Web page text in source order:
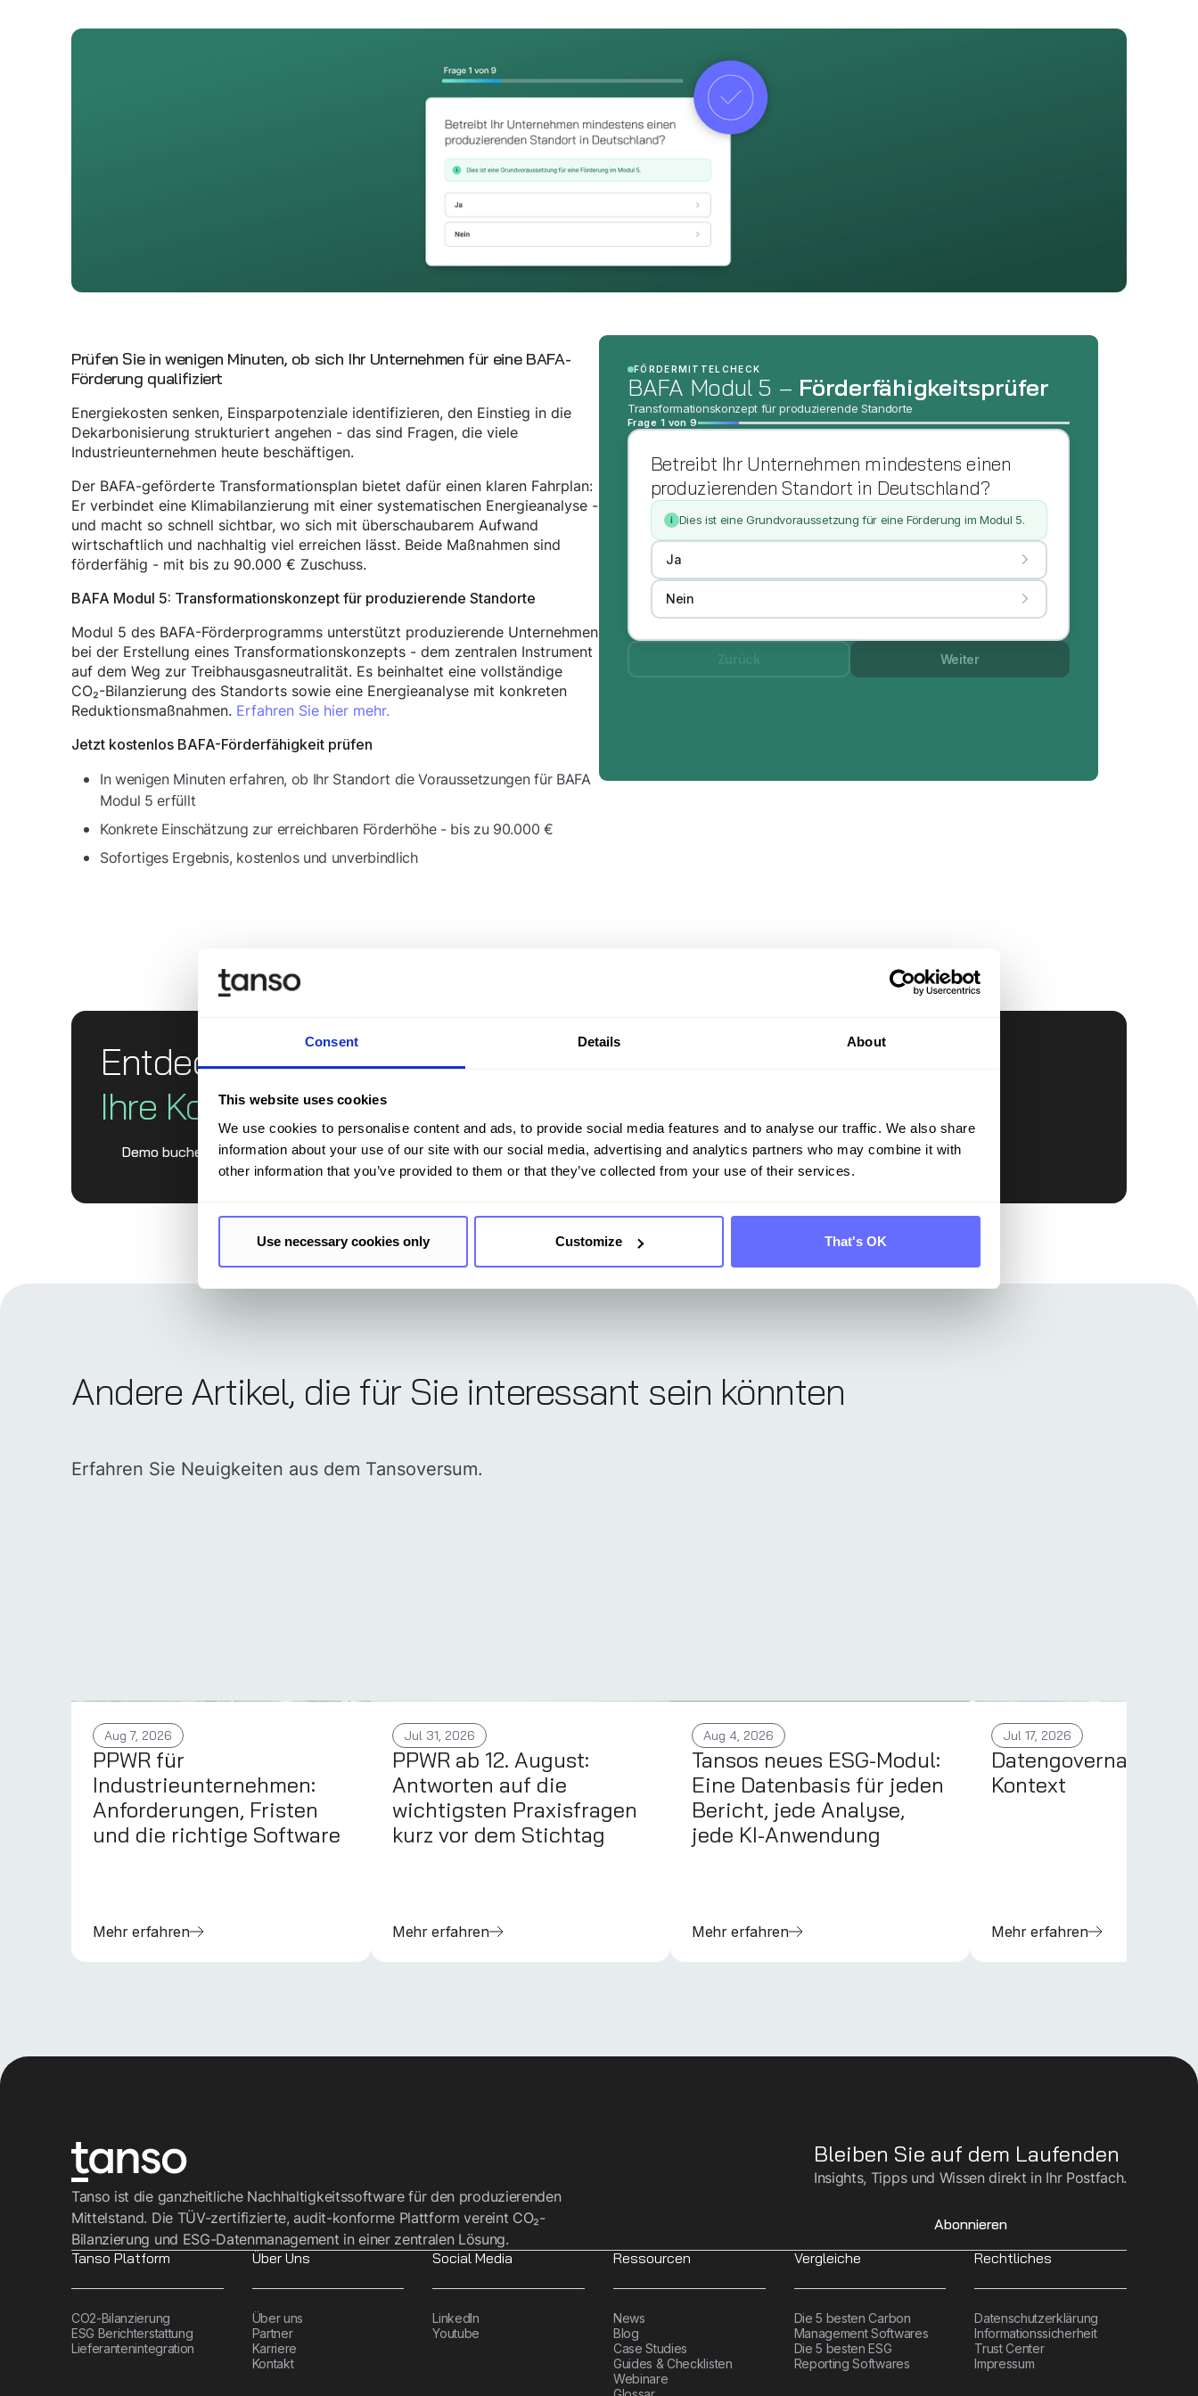
Consent Details About
This website uses cookies
We use cookies to personalise content and ads, to provide social media features and to analyse our traffic. We also share
information about your use of our site with our social media, advertising and analytics partners who may combine it with
other information that you’ve provided to them or that they’ve collected from your use of their services.
Use necessary cookies only Customize That's OK
Prüfen Sie in wenigen Minuten, ob sich Ihr Unternehmen für eine BAFA-
Förderung qualifiziert
Energiekosten senken, Einsparpotenziale identifizieren, den Einstieg in die
Dekarbonisierung strukturiert angehen - das sind Fragen, die viele
Industrieunternehmen heute beschäftigen.
Der BAFA-geförderte Transformationsplan bietet dafür einen klaren Fahrplan:
Er verbindet eine Klimabilanzierung mit einer systematischen Energieanalyse -
und macht so schnell sichtbar, wo sich mit überschaubarem Aufwand
wirtschaftlich und nachhaltig viel erreichen lässt. Beide Maßnahmen sind
förderfähig - mit bis zu 90.000 € Zuschuss.
BAFA Modul 5: Transformationskonzept für produzierende Standorte
Modul 5 des BAFA-Förderprogramms unterstützt produzierende Unternehmen
bei der Erstellung eines Transformationskonzepts - dem zentralen Instrument
auf dem Weg zur Treibhausgasneutralität. Es beinhaltet eine vollständige
CO₂-Bilanzierung des Standorts sowie eine Energieanalyse mit konkreten
Reduktionsmaßnahmen. Erfahren Sie hier mehr.
Jetzt kostenlos BAFA-Förderfähigkeit prüfen
In wenigen Minuten erfahren, ob Ihr Standort die Voraussetzungen für BAFA
Modul 5 erfüllt
Konkrete Einschätzung zur erreichbaren Förderhöhe - bis zu 90.000 €
Sofortiges Ergebnis, kostenlos und unverbindlich
FÖRDERMITTELCHECK
BAFA Modul 5 – Förderfähigkeitsprüfer
Transformationskonzept für produzierende Standorte
Frage 1 von 9
Betreibt Ihr Unternehmen mindestens einen
produzierenden Standort in Deutschland?
i Dies ist eine Grundvoraussetzung für eine Förderung im Modul 5.
Ja
Nein
Zurück Weiter
Entdecken Sie Tanso –
Ihre Komplett­lösung für Nachhaltigkeit
Demo buchen
Andere Artikel, die für Sie interessant sein könnten
Erfahren Sie Neuigkeiten aus dem Tansoversum.
Aug 7, 2026
PPWR für
Industrieunternehmen:
Anforderungen, Fristen
und die richtige Software
Mehr erfahren
Jul 31, 2026
PPWR ab 12. August:
Antworten auf die
wichtigsten Praxisfragen
kurz vor dem Stichtag
Mehr erfahren
Aug 4, 2026
Tansos neues ESG-Modul:
Eine Datenbasis für jeden
Bericht, jede Analyse,
jede KI-Anwendung
Mehr erfahren
Jul 17, 2026
Datengovernance im
Kontext
Mehr erfahren
Tanso ist die ganzheitliche Nachhaltigkeitssoftware für den produzierenden
Mittelstand. Die TÜV-zertifizierte, audit-konforme Plattform vereint CO₂-
Bilanzierung und ESG-Datenmanagement in einer zentralen Lösung.
Bleiben Sie auf dem Laufenden
Insights, Tipps und Wissen direkt in Ihr Postfach.
Abonnieren
Tanso Platform
CO2-Bilanzierung
ESG Berichterstattung
Lieferantenintegration
Über Uns
Über uns
Partner
Karriere
Kontakt
Social Media
LinkedIn
Youtube
Ressourcen
News
Blog
Case Studies
Guides & Checklisten
Webinare
Vergleiche
Die 5 besten Carbon
Management Softwares
Die 5 besten ESG
Reporting Softwares
Rechtliches
Datenschutzerklärung
Informationssicherheit
Trust Center
Impressum